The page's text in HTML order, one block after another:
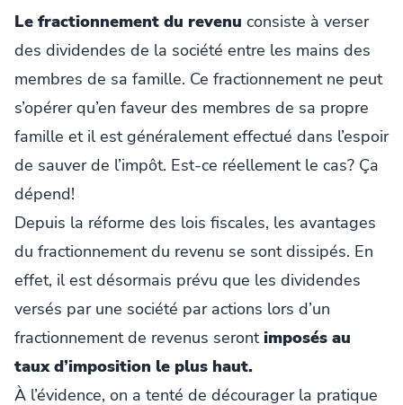
Le fractionnement du revenu consiste à verser
des dividendes de la société entre les mains des
membres de sa famille. Ce fractionnement ne peut
s’opérer qu’en faveur des membres de sa propre
famille et il est généralement effectué dans l’espoir
de sauver de l’impôt. Est-ce réellement le cas? Ça
dépend!
Depuis la réforme des lois fiscales, les avantages
du fractionnement du revenu se sont dissipés. En
effet, il est désormais prévu que les dividendes
versés par une société par actions lors d’un
fractionnement de revenus serontimposés au
taux d’imposition le plus haut.
À l’évidence, on a tenté de décourager la pratique